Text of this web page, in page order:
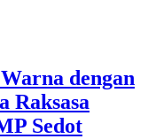
dengan
Raksasa
Sedot